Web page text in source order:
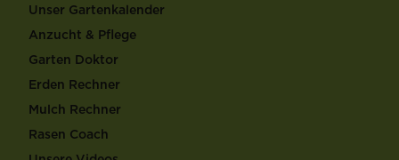
Unser Gartenkalender
Anzucht & Pflege
Garten Doktor
Erden Rechner
Mulch Rechner
Rasen Coach